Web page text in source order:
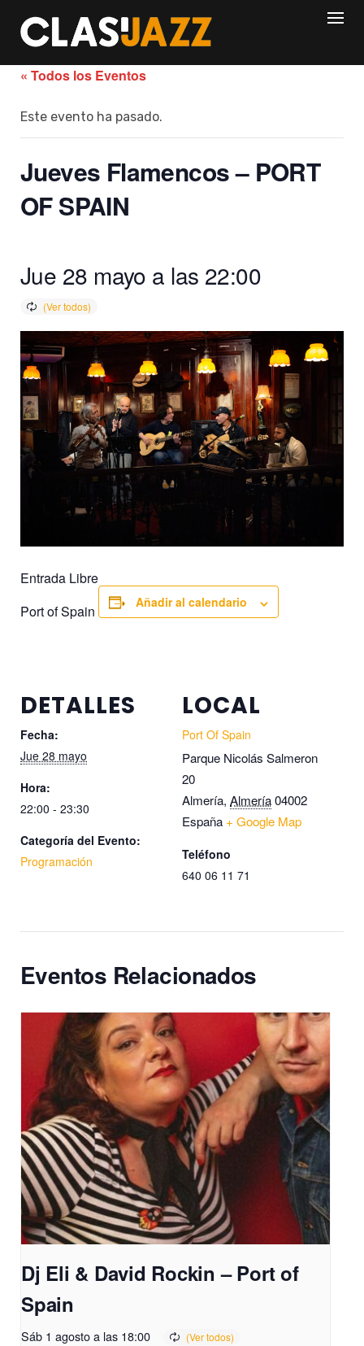
content
« Todos los Eventos
Este evento ha pasado.
Jueves Flamencos – PORT
OF SPAIN
Jue 28 mayo a las 22:00
Entrada Libre
Port of Spain
Añadir al calendario
DETALLES
Fecha:
Jue 28 mayo
Hora:
22:00 - 23:30
Categoría del Evento:
Programación
LOCAL
Port Of Spain
Parque Nicolás Salmeron
20
Almería, Almería04002
España + Google Map
Teléfono
640 06 11 71
Eventos Relacionados
Dj Eli & David Rockin – Port of
Spain
Sáb 1 agosto a las 18:00